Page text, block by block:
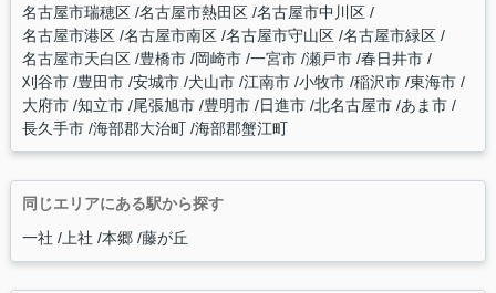
名古屋市瑞穂区 名古屋市熱田区 名古屋市中川区
名古屋市港区 名古屋市南区 名古屋市守山区 名古屋市緑区
名古屋市天白区 豊橋市 岡崎市 一宮市 瀬戸市 春日井市
刈谷市 豊田市 安城市 犬山市 江南市 小牧市 稲沢市 東海市
大府市 知立市 尾張旭市 豊明市 日進市 北名古屋市 あま市
長久手市 海部郡大治町 海部郡蟹江町
同じエリアにある駅から探す
一社 上社 本郷 藤が丘